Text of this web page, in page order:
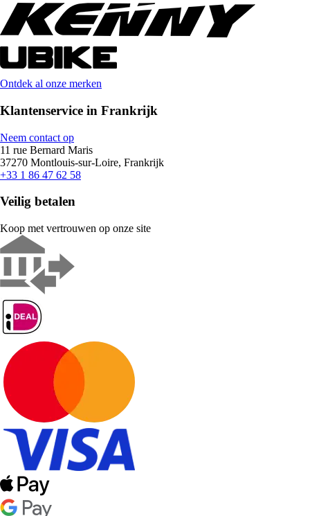
Ontdek al onze merken
Klantenservice in Frankrijk
Neem contact op
11 rue Bernard Maris
37270 Montlouis-sur-Loire, Frankrijk
+33 1 86 47 62 58
Veilig betalen
Koop met vertrouwen op onze site